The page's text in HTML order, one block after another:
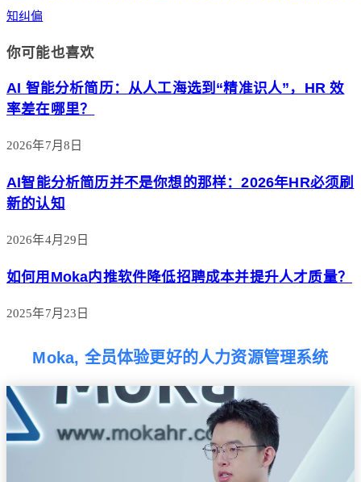
知纠偏
你可能也喜欢
AI 智能分析简历：从人工海选到“精准识人”，HR 效
率差在哪里？
2026年7月8日
AI智能分析简历并不是你想的那样：2026年HR必须刷
新的认知
2026年4月29日
如何用Moka内推软件降低招聘成本并提升人才质量？
2025年7月23日
Moka, 全员体验更好的人力资源管理系统